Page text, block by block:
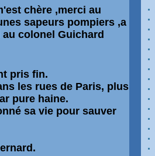
chère ,merci au
sapeurs pompiers ,a
colonel Guichard
pris fin.
les rues de Paris, plus
pure haine.
sa vie pour sauver